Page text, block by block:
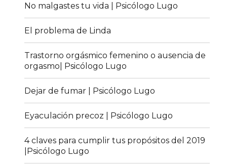
No malgastes tu vida | Psicólogo Lugo
El problema de Linda
Trastorno orgásmico femenino o ausencia de
orgasmo| Psicólogo Lugo
Dejar de fumar | Psicólogo Lugo
Eyaculación precoz | Psicólogo Lugo
4 claves para cumplir tus propósitos del 2019
|Psicólogo Lugo